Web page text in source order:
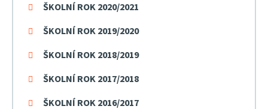
ŠKOLNÍ ROK 2020/2021
ŠKOLNÍ ROK 2019/2020
ŠKOLNÍ ROK 2018/2019
ŠKOLNÍ ROK 2017/2018
ŠKOLNÍ ROK 2016/2017